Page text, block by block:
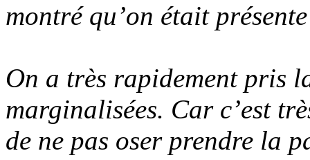
montré qu’on était
On a très rapidement pris
marginalisées. Car c’est
de ne pas oser prendre la